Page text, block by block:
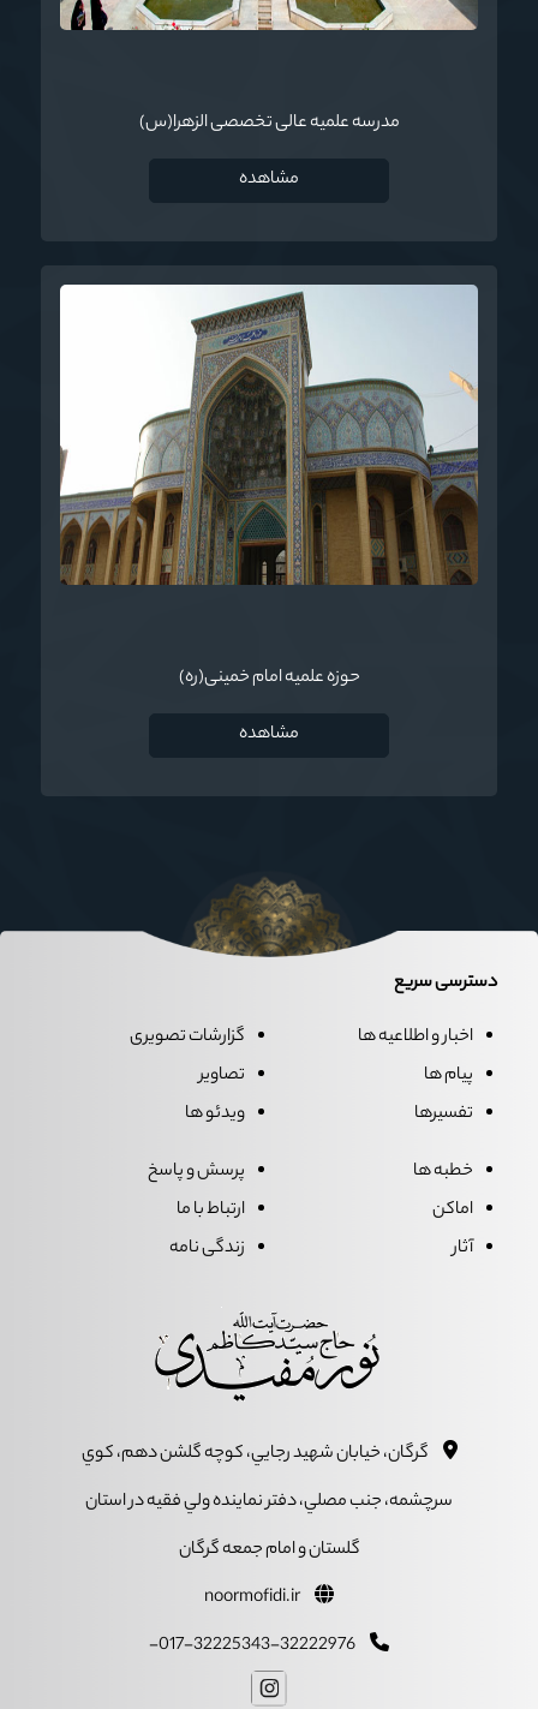
مدرسه علمیه عالی تخصصی الزهرا(س)
مشاهده
حوزه علمیه امام خمینی(ره)
مشاهده
دسترسی سریع
اخبار و اطلاعیه ها
پیام ها
تفسیرها
گزارشات تصویری
تصاویر
ویدئو ها
خطبه ها
اماکن
آثار
پرسش و پاسخ
ارتباط با ما
زندگی نامه
گرگان، خيابان شهيد رجايي، کوچه گلشن دهم، کوي
سرچشمه، جنب مصلي، دفتر نماينده ولي فقيه در استان
گلستان و امام جمعه گرگان